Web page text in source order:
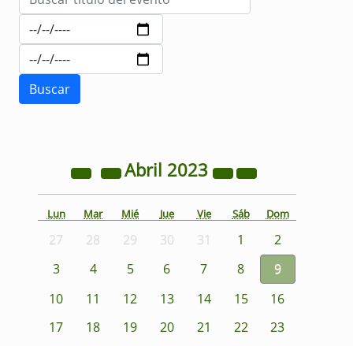
Abril 2023
Lun Mar Mié Jue Vie Sáb Dom
27 28 29 30 31 1
2
3
4 5 6 7 8
9
10
11 12 13 14 15
16
17
18 19 20 21 22
23